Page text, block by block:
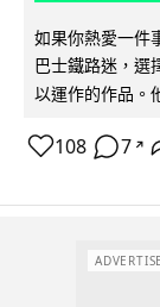
如果你熱愛一件
巴士鐵路迷，選
以運作的作品。
108 7 ↗